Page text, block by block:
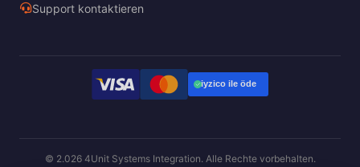
Support kontaktieren
© 2.026 4Unit Systems Integration. Alle Rechte vorbehalten.